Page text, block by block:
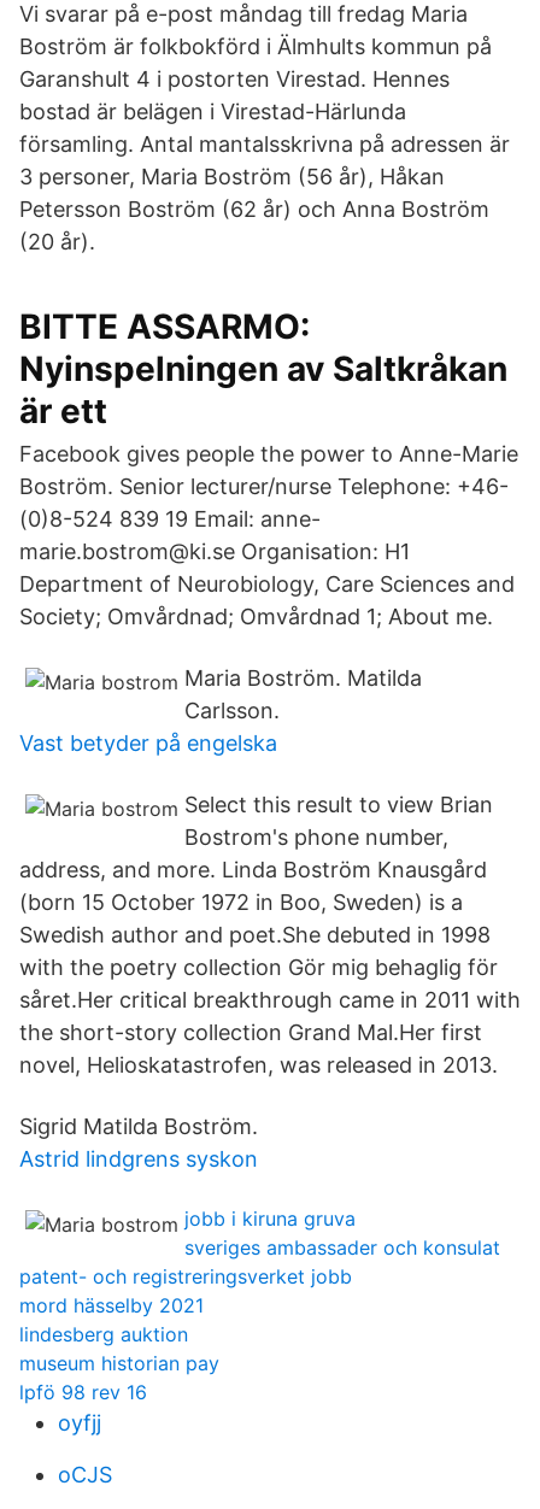
Vi svarar på e-post måndag till fredag Maria
Boström är folkbokförd i Älmhults kommun på
Garanshult 4 i postorten Virestad. Hennes
bostad är belägen i Virestad-Härlunda
församling. Antal mantalsskrivna på adressen är
3 personer, Maria Boström (56 år), Håkan
Petersson Boström (62 år) och Anna Boström
(20 år).
BITTE ASSARMO:
Nyinspelningen av Saltkråkan
är ett
Facebook gives people the power to Anne-Marie
Boström. Senior lecturer/nurse Telephone: +46-
(0)8-524 839 19 Email: anne-
marie.bostrom@ki.se Organisation: H1
Department of Neurobiology, Care Sciences and
Society; Omvårdnad; Omvårdnad 1; About me.
Maria Boström. Matilda
Carlsson.
Vast betyder på engelska
Select this result to view Brian
Bostrom's phone number,
address, and more. Linda Boström Knausgård
(born 15 October 1972 in Boo, Sweden) is a
Swedish author and poet.She debuted in 1998
with the poetry collection Gör mig behaglig för
såret.Her critical breakthrough came in 2011 with
the short-story collection Grand Mal.Her first
novel, Helioskatastrofen, was released in 2013.
Sigrid Matilda Boström.
Astrid lindgrens syskon
jobb i kiruna gruva
sveriges ambassader och konsulat
patent- och registreringsverket jobb
mord hässelby 2021
lindesberg auktion
museum historian pay
lpfö 98 rev 16
oyfjj
oCJS